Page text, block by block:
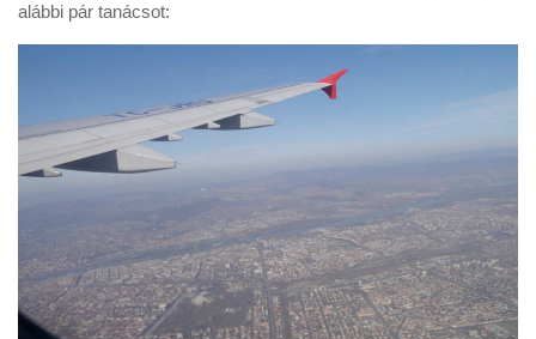
Tanácsok
Helyszíni Riport
E-BB
alábbi pár tanácsot: